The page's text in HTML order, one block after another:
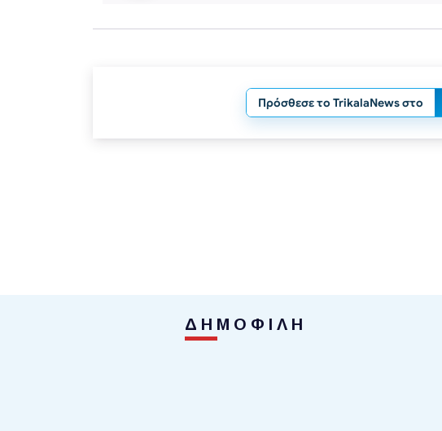
Πρόσθεσε το TrikalaNews στο
ΔΗΜΟΦΙΛΗ